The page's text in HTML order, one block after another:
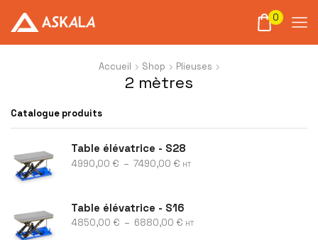
0
Accueil Shop Plieuses
2 mètres
Catalogue produits
Table élévatrice - S28
4990,00 € – 7490,00 € HT
Table élévatrice - S16
4850,00 € – 6880,00 € HT